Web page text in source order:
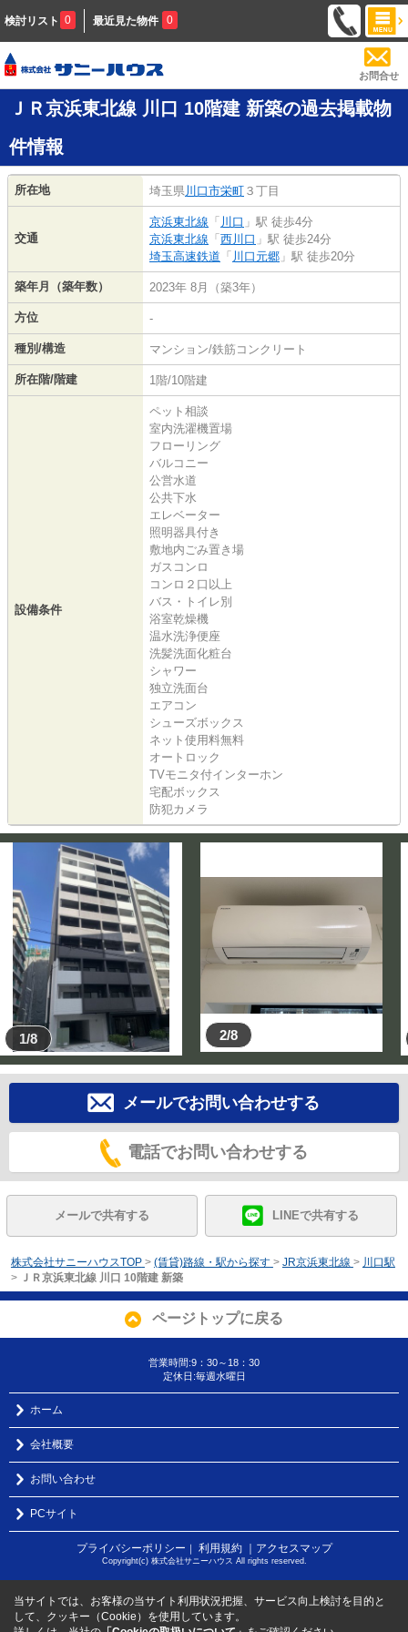
検討リスト 0 最近見た物件 0
お問合せ
ＪＲ京浜東北線 川口 10階建 新築の過去掲載物
件情報
所在地 埼玉県 川口市栄町 ３丁目
交通
京浜東北線 「 川口 」駅 徒歩4分
京浜東北線 「 西川口 」駅 徒歩24分
埼玉高速鉄道 「 川口元郷 」駅 徒歩20分
築年月（築年数） 2023年 8月（築3年）
方位 -
種別/構造 マンション/鉄筋コンクリート
所在階/階建 1階/10階建
設備条件
ペット相談
室内洗濯機置場
フローリング
バルコニー
公営水道
公共下水
エレベーター
照明器具付き
敷地内ごみ置き場
ガスコンロ
コンロ２口以上
バス・トイレ別
浴室乾燥機
温水洗浄便座
洗髪洗面化粧台
シャワー
独立洗面台
エアコン
シューズボックス
ネット使用料無料
オートロック
TVモニタ付インターホン
宅配ボックス
防犯カメラ
1/8 2/8
メールでお問い合わせする
電話でお問い合わせする
メールで共有する LINEで共有する
株式会社サニーハウスTOP > (賃貸)路線・駅から探す > JR京浜東北線 > 川口駅
> ＪＲ京浜東北線 川口 10階建 新築
ページトップに戻る
営業時間:9：30～18：30
定休日:毎週水曜日
ホーム
会社概要
お問い合わせ
PCサイト
プライバシーポリシー ｜ 利用規約 ｜アクセスマップ
Copyright(c) 株式会社サニーハウス All rights reserved.
当サイトでは、お客様の当サイト利用状況把握、サービス向上検討を目的と
して、クッキー（Cookie）を使用しています。